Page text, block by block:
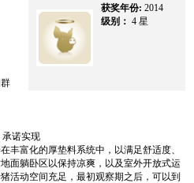
获奖年份: 2014
级别： 4 星
承诺实现
丰富化的厚垫料系统中，以满足舒适度、
面躺卧区以保持凉爽，以及室外开放式运
活动空间充足，最初观察期之后，可以到